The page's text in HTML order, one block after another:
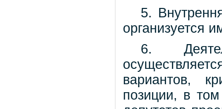
5.
организуется
6.
вариантов,
позиции, в